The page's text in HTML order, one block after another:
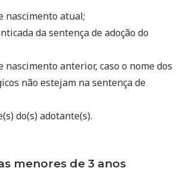
nascimento atual;
da sentença de adoção do
nascimento anterior, caso o nome dos
não estejam na sentença de
do(s) adotante(s).
menores de 3 anos